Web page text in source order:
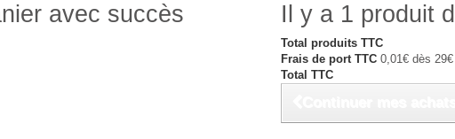
avec succès Il y a 1 produit
Total produits TTC
Frais de port TTC 0,01€ dès
Total TTC